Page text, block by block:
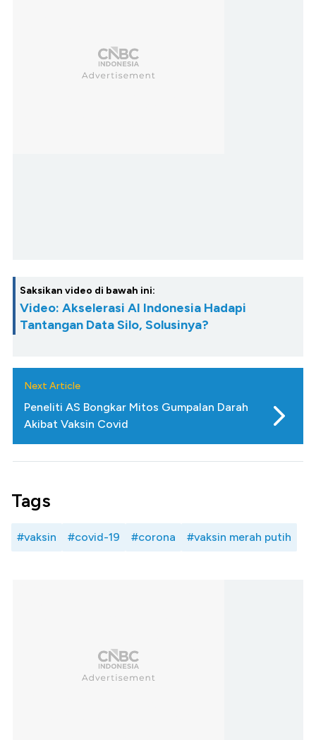
Saksikan video di bawah ini:
Video: Akselerasi AI Indonesia Hadapi
Tantangan Data Silo, Solusinya?
Next Article
Peneliti AS Bongkar Mitos Gumpalan Darah
Akibat Vaksin Covid
Tags
#vaksin #covid-19 #corona #vaksin merah putih